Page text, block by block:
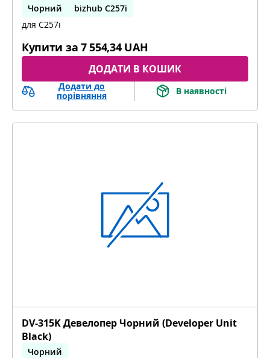
Чорний
bizhub C257i
для C257i
Купити за 7 554,34 UAH
ДОДАТИ В КОШИК
Додати до
порівняння
В наявності
DV-315K Девелопер Чорний (Developer Unit
Black)
Чорний